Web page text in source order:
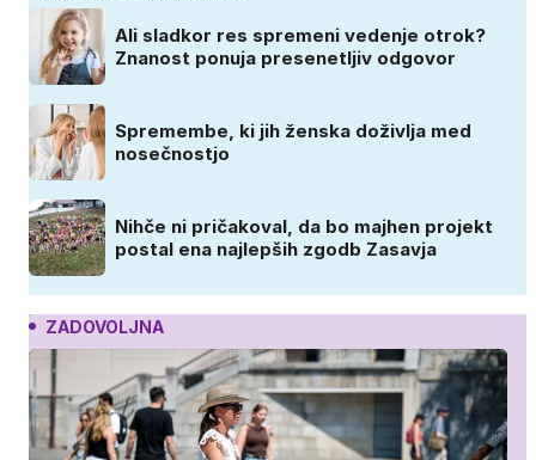
Ali sladkor res spremeni vedenje otrok?
Znanost ponuja presenetljiv odgovor
Spremembe, ki jih ženska doživlja med
nosečnostjo
Nihče ni pričakoval, da bo majhen projekt
postal ena najlepših zgodb Zasavja
ZADOVOLJNA